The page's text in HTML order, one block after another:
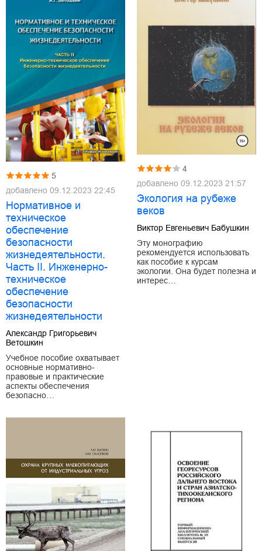
5
добавлено 09.12.2023 22:45
Нормативное и
техническое
обеспечение
безопасности
жизнедеятельности.
Часть II. Инженерно-
техническое
обеспечение
безопасности
жизнедеятельности
Александр Григорьевич
Ветошкин
Учебное пособие охватывает
основные нормативно-
правовые и практические
аспекты обеспечения
безопасно…
4
добавлено 09.12.2023 21:57
Экология на рубеже
веков
Виктор Евгеньевич Бабушкин
Эту монографию
рекомендуется использовать
как пособие к курсам
экологии. Она будет полезна и
интерес…